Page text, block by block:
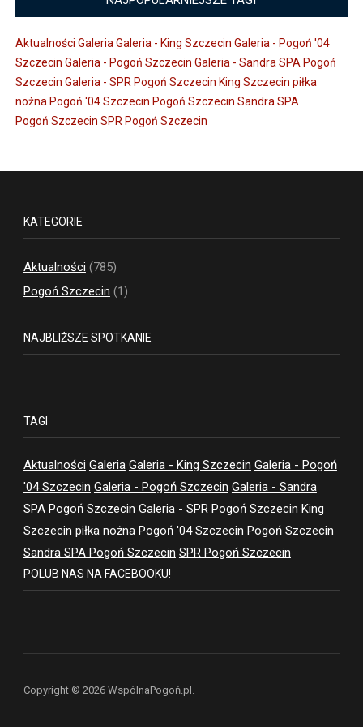
Aktualności Galeria Galeria - King Szczecin Galeria - Pogoń '04
Szczecin Galeria - Pogoń Szczecin Galeria - Sandra SPA Pogoń
Szczecin Galeria - SPR Pogoń Szczecin King Szczecin piłka
nożna Pogoń '04 Szczecin Pogoń Szczecin Sandra SPA
Pogoń Szczecin SPR Pogoń Szczecin
KATEGORIE
Aktualności (785)
Pogoń Szczecin (1)
NAJBLIŻSZE SPOTKANIE
TAGI
Aktualności Galeria Galeria - King Szczecin Galeria - Pogoń
'04 Szczecin Galeria - Pogoń Szczecin Galeria - Sandra
SPA Pogoń Szczecin Galeria - SPR Pogoń Szczecin King
Szczecin piłka nożna Pogoń '04 Szczecin Pogoń Szczecin
Sandra SPA Pogoń Szczecin SPR Pogoń Szczecin
POLUB NAS NA FACEBOOKU!
Copyright © 2026 WspólnaPogoń.pl.